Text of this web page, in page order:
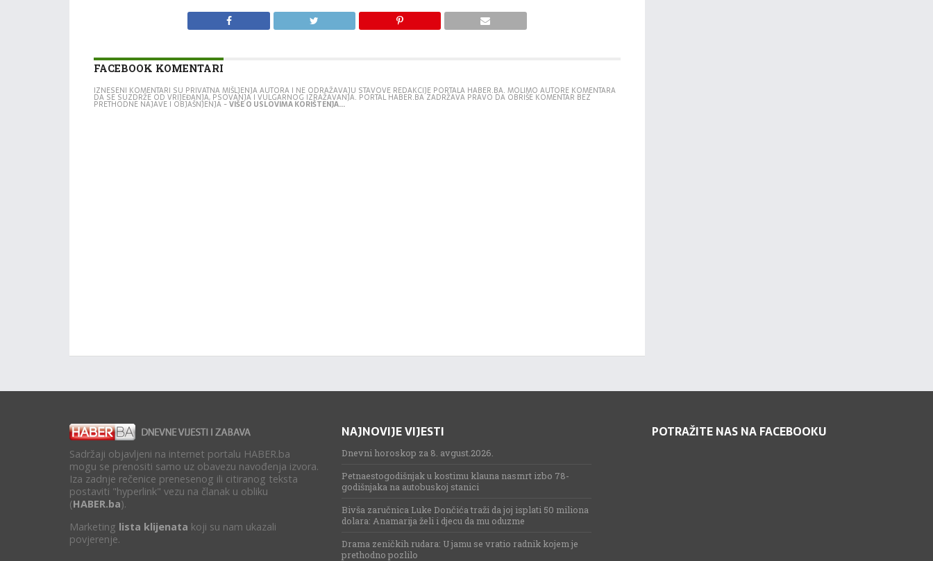
FACEBOOK KOMENTARI
IZNESENI KOMENTARI SU PRIVATNA MIŠLJENJA AUTORA I NE ODRAŽAVAJU STAVOVE REDAKCIJE PORTALA HABER.BA. MOLIMO AUTORE KOMENTARA
DA SE SUZDRŽE OD VRIJEĐANJA, PSOVANJA I VULGARNOG IZRAŽAVANJA. PORTAL HABER.BA ZADRŽAVA PRAVO DA OBRIŠE KOMENTAR BEZ
PRETHODNE NAJAVE I OBJAŠNJENJA -VIŠE O USLOVIMA KORIŠTENJA...
Sadržaji objavljeni na internet portalu HABER.ba
mogu se prenositi samo uz obavezu navođenja izvora.
Iza zadnje rečenice prenesenog ili citiranog teksta
postaviti "hyperlink" vezu na članak u obliku
(HABER.ba).
Marketing lista klijenata koji su nam ukazali
povjerenje.
NAJNOVIJE VIJESTI
Dnevni horoskop za 8. avgust.2026.
Petnaestogodišnjak u kostimu klauna nasmrt izbo 78-
godišnjaka na autobuskoj stanici
Bivša zaručnica Luke Dončića traži da joj isplati 50 miliona
dolara: Anamarija želi i djecu da mu oduzme
Drama zeničkih rudara: U jamu se vratio radnik kojem je
prethodno pozlilo
POTRAŽITE NAS NA FACEBOOKU